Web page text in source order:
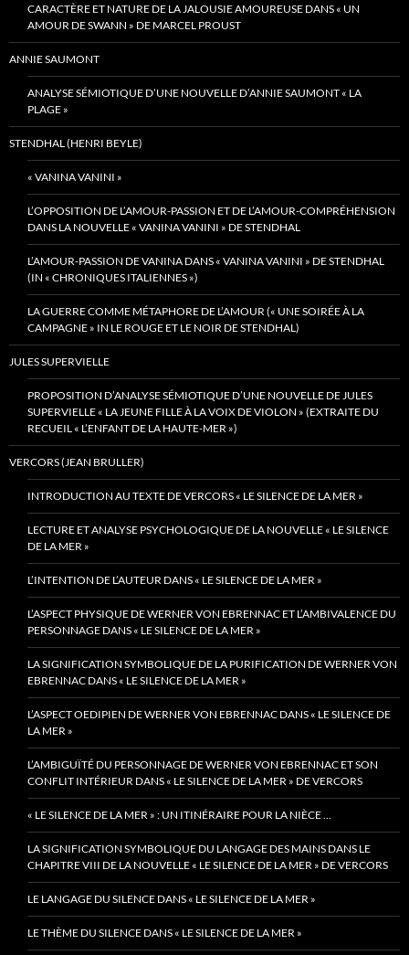
CARACTÈRE ET NATURE DE LA JALOUSIE AMOUREUSE DANS « UN
AMOUR DE SWANN » DE MARCEL PROUST
ANNIE SAUMONT
ANALYSE SÉMIOTIQUE D’UNE NOUVELLE D’ANNIE SAUMONT « LA
PLAGE »
STENDHAL (HENRI BEYLE)
« VANINA VANINI »
L’OPPOSITION DE L’AMOUR-PASSION ET DE L’AMOUR-COMPRÉHENSION
DANS LA NOUVELLE « VANINA VANINI » DE STENDHAL
L’AMOUR-PASSION DE VANINA DANS « VANINA VANINI » DE STENDHAL
(IN « CHRONIQUES ITALIENNES »)
LA GUERRE COMME MÉTAPHORE DE L’AMOUR (« UNE SOIRÉE À LA
CAMPAGNE » IN LE ROUGE ET LE NOIR DE STENDHAL)
JULES SUPERVIELLE
PROPOSITION D’ANALYSE SÉMIOTIQUE D’UNE NOUVELLE DE JULES
SUPERVIELLE « LA JEUNE FILLE À LA VOIX DE VIOLON » (EXTRAITE DU
RECUEIL « L’ENFANT DE LA HAUTE-MER »)
VERCORS (JEAN BRULLER)
INTRODUCTION AU TEXTE DE VERCORS « LE SILENCE DE LA MER »
LECTURE ET ANALYSE PSYCHOLOGIQUE DE LA NOUVELLE « LE SILENCE
DE LA MER »
L’INTENTION DE L’AUTEUR DANS « LE SILENCE DE LA MER »
L’ASPECT PHYSIQUE DE WERNER VON EBRENNAC ET L’AMBIVALENCE DU
PERSONNAGE DANS « LE SILENCE DE LA MER »
LA SIGNIFICATION SYMBOLIQUE DE LA PURIFICATION DE WERNER VON
EBRENNAC DANS « LE SILENCE DE LA MER »
L’ASPECT OEDIPIEN DE WERNER VON EBRENNAC DANS « LE SILENCE DE
LA MER »
L’AMBIGUÏTÉ DU PERSONNAGE DE WERNER VON EBRENNAC ET SON
CONFLIT INTÉRIEUR DANS « LE SILENCE DE LA MER » DE VERCORS
« LE SILENCE DE LA MER » : UN ITINÉRAIRE POUR LA NIÈCE …
LA SIGNIFICATION SYMBOLIQUE DU LANGAGE DES MAINS DANS LE
CHAPITRE VIII DE LA NOUVELLE « LE SILENCE DE LA MER » DE VERCORS
LE LANGAGE DU SILENCE DANS « LE SILENCE DE LA MER »
LE THÈME DU SILENCE DANS « LE SILENCE DE LA MER »